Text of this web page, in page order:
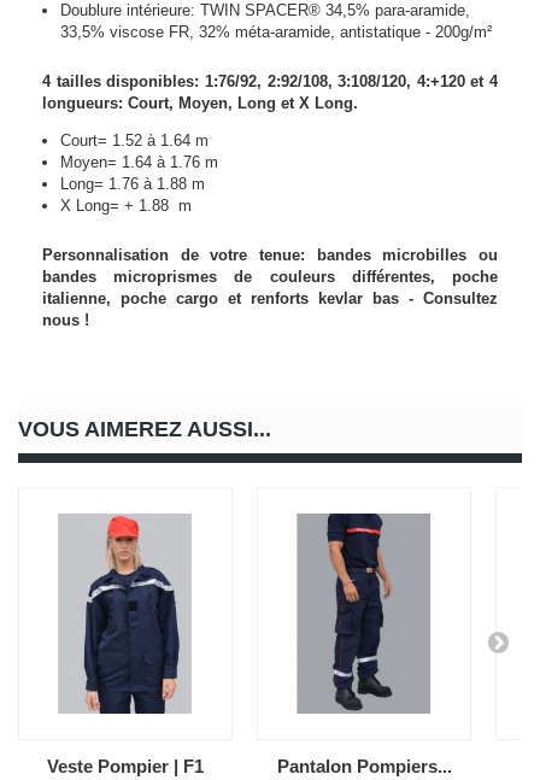
Doublure intérieure: TWIN SPACER® 34,5% para-aramide,
33,5% viscose FR, 32% méta-aramide, antistatique - 200g/m²
4 tailles disponibles: 1:76/92, 2:92/108, 3:108/120, 4:+120 et 4
longueurs: Court, Moyen, Long et X Long.
Court= 1.52 à 1.64 m
Moyen= 1.64 à 1.76 m
Long= 1.76 à 1.88 m
X Long= + 1.88 m
Personnalisation de votre tenue: bandes microbilles ou
bandes microprismes de couleurs différentes, poche
italienne, poche cargo et renforts kevlar bas - Consultez
nous !
VOUS AIMEREZ AUSSI...
Veste Pompier | F1
Pantalon Pompiers...